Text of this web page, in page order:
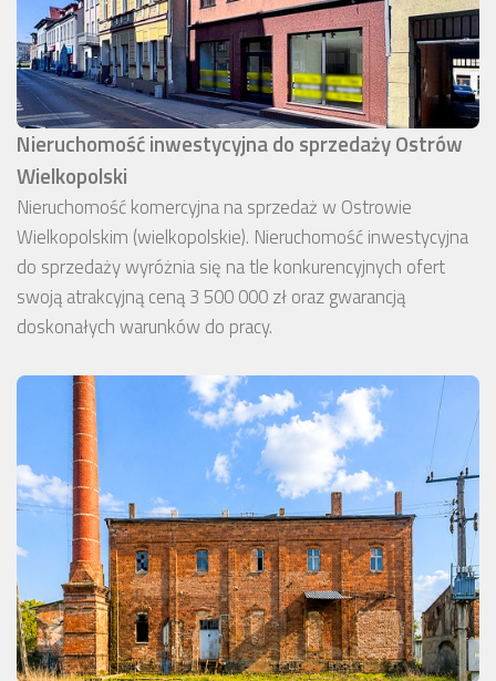
Nieruchomość inwestycyjna do sprzedaży Ostrów
Wielkopolski
Nieruchomość komercyjna na sprzedaż w Ostrowie
Wielkopolskim (wielkopolskie). Nieruchomość inwestycyjna
do sprzedaży wyróżnia się na tle konkurencyjnych ofert
swoją atrakcyjną ceną 3 500 000 zł oraz gwarancją
doskonałych warunków do pracy.